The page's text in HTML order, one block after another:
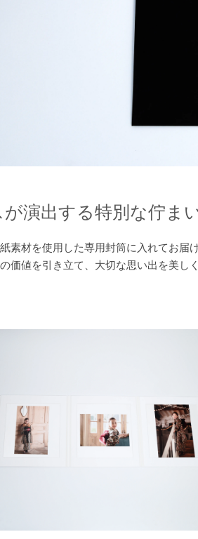
演出する特別な佇ま
素材を使用した専用封筒に入れてお届
価値を引き立て、大切な思い出を美し